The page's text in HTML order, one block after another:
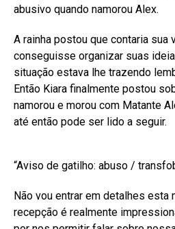
abusivo quando namorou Alex.
A rainha postou que contaria sua
conseguisse organizar suas
situação estava lhe trazendo
Então Kiara finalmente postou
namorou e morou com Matante
até então pode ser lido a seguir.
“Aviso de gatilho: abuso /
Não vou entrar em detalhes esta
recepção é realmente